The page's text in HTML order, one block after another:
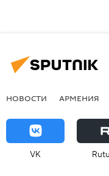
НОВОСТИ АРМЕНИЯ
VK